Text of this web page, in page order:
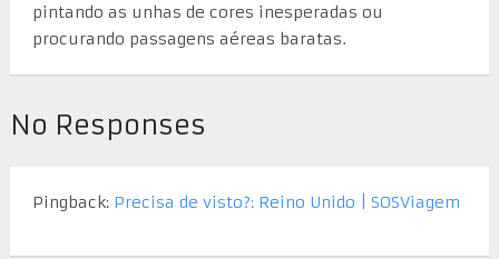
pintando as unhas de cores inesperadas ou
procurando passagens aéreas baratas.
No Responses
Pingback: Precisa de visto?: Reino Unido | SOSViagem